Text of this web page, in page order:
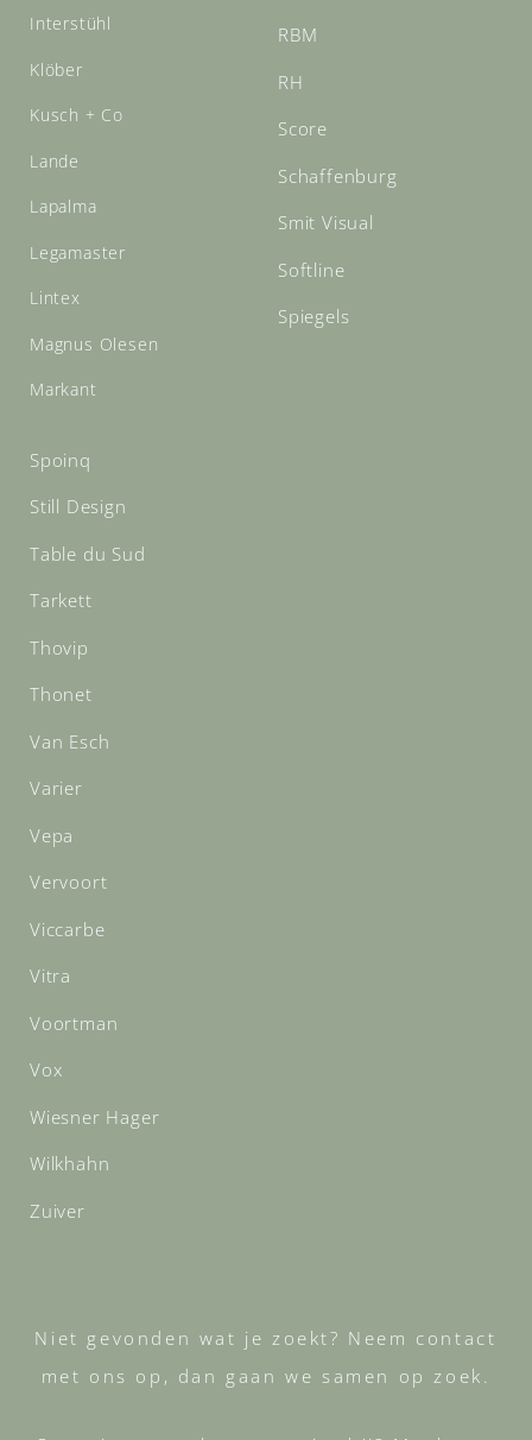
Interstühl
Klöber
Kusch + Co
Lande
Lapalma
Legamaster
Lintex
Magnus Olesen
Markant
RBM
RH
Score
Schaffenburg
Smit Visual
Softline
Spiegels
Spoinq
Still Design
Table du Sud
Tarkett
Thovip
Thonet
Van Esch
Varier
Vepa
Vervoort
Viccarbe
Vitra
Voortman
Vox
Wiesner Hager
Wilkhahn
Zuiver
Niet gevonden wat je zoekt? Neem contact
met ons op, dan gaan we samen op zoek.